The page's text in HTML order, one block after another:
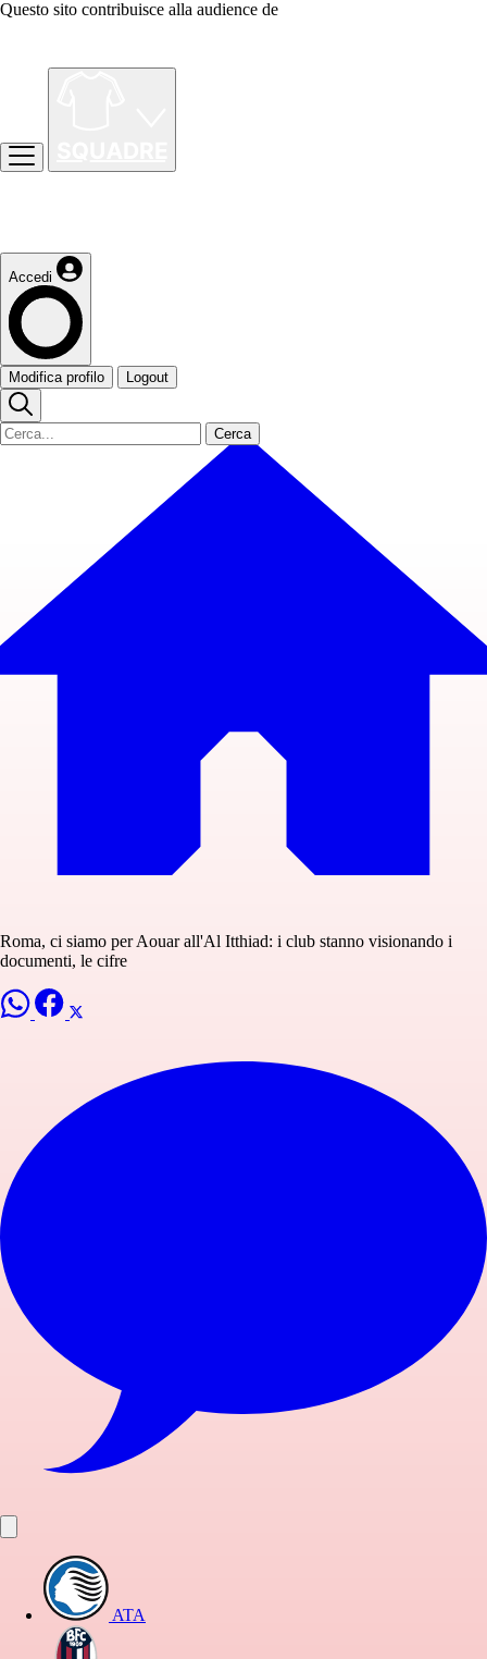
Questo sito contribuisce alla audience de
Accedi
Modifica profilo Logout
Cerca
Roma, ci siamo per Aouar all'Al Itthiad: i club stanno visionando i
documenti, le cifre
ATA